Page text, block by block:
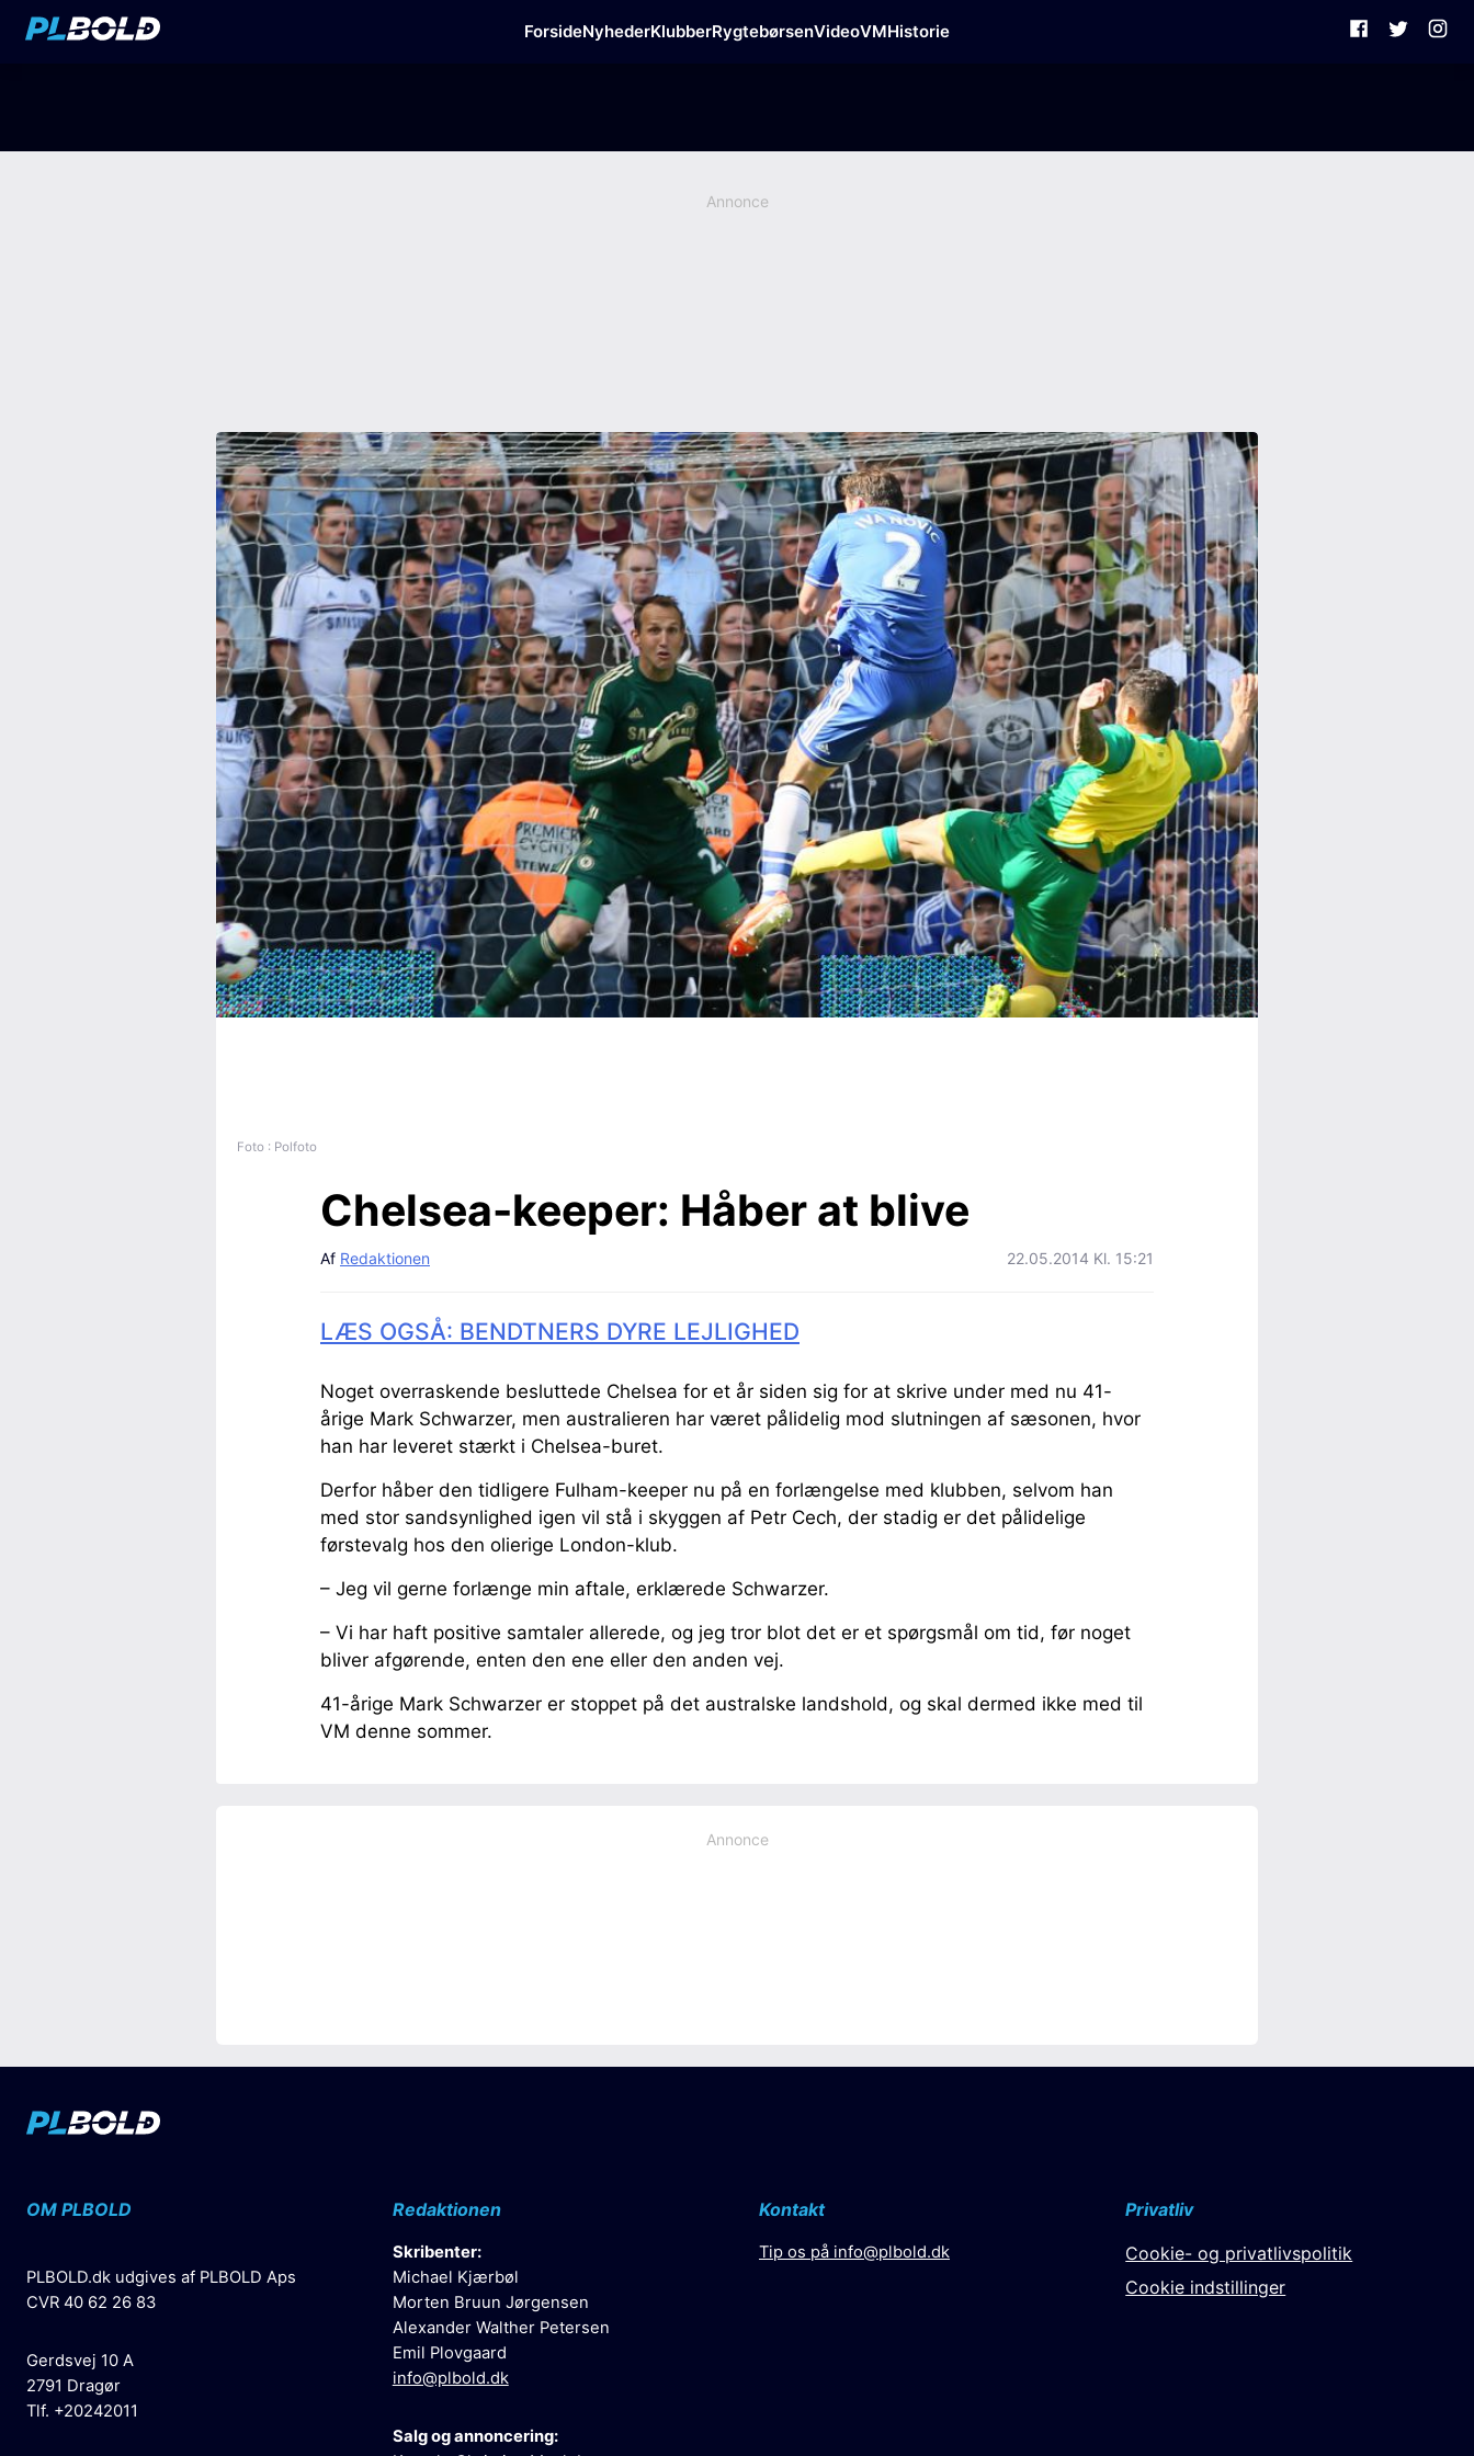
ForsideNyhederKlubberRygtebørsenVideoVMHistorie
Annonce
Foto : Polfoto
Chelsea-keeper: Håber at blive
Af Redaktionen 22.05.2014 Kl. 15:21
LÆS OGSÅ: BENDTNERS DYRE LEJLIGHED
Noget overraskende besluttede Chelsea for et år siden sig for at skrive under med nu 41-
årige Mark Schwarzer, men australieren har været pålidelig mod slutningen af sæsonen, hvor
han har leveret stærkt i Chelsea-buret.
Derfor håber den tidligere Fulham-keeper nu på en forlængelse med klubben, selvom han
med stor sandsynlighed igen vil stå i skyggen af Petr Cech, der stadig er det pålidelige
førstevalg hos den olierige London-klub.
– Jeg vil gerne forlænge min aftale, erklærede Schwarzer.
– Vi har haft positive samtaler allerede, og jeg tror blot det er et spørgsmål om tid, før noget
bliver afgørende, enten den ene eller den anden vej.
41-årige Mark Schwarzer er stoppet på det australske landshold, og skal dermed ikke med til
VM denne sommer.
Annonce
OM PLBOLD
PLBOLD.dk udgives af PLBOLD Aps
CVR 40 62 26 83
Gerdsvej 10 A
2791 Dragør
Tlf. +20242011
Redaktionen
Skribenter:
Michael Kjærbøl
Morten Bruun Jørgensen
Alexander Walther Petersen
Emil Plovgaard
info@plbold.dk
Salg og annoncering:
Kontakt
Tip os på info@plbold.dk
Privatliv
Cookie- og privatlivspolitik
Cookie indstillinger